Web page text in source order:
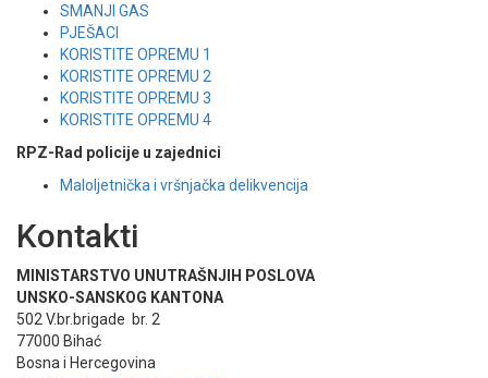
SMANJI GAS
PJEŠACI
KORISTITE OPREMU 1
KORISTITE OPREMU 2
KORISTITE OPREMU 3
KORISTITE OPREMU 4
RPZ-Rad policije u zajednici
Maloljetnička i vršnjačka delikvencija
Kontakti
MINISTARSTVO UNUTRAŠNJIH POSLOVA
UNSKO-SANSKOG KANTONA
502 V.br.brigade br. 2
77000 Bihać
Bosna i Hercegovina